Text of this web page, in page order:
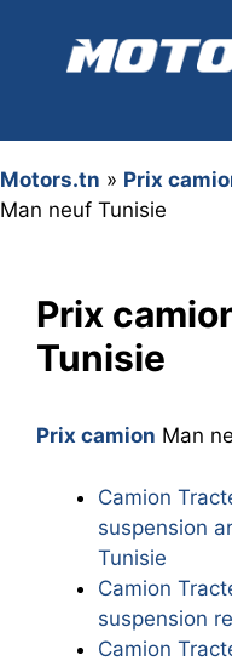
contenu
Motors.tn » Prix
Man neuf Tunisie
Prix
Tunisie
Prix camion Man
Camion
suspension
Tunisie
Camion
suspension
Camion